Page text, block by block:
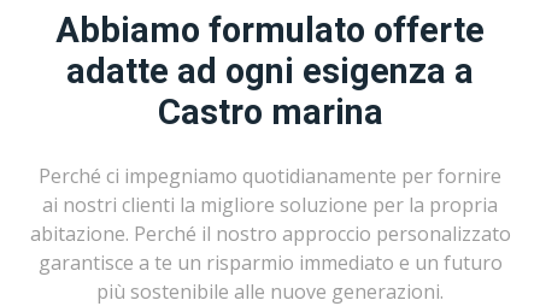
Abbiamo formulato offerte
adatte ad ogni esigenza a
Castro marina
Perché ci impegniamo quotidianamente per fornire
ai nostri clienti la migliore soluzione per la propria
abitazione. Perché il nostro approccio personalizzato
garantisce a te un risparmio immediato e un futuro
più sostenibile alle nuove generazioni.